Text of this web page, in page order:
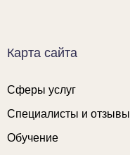
Карта сайта
Сферы услуг
Специалисты и отзывы
Обучение